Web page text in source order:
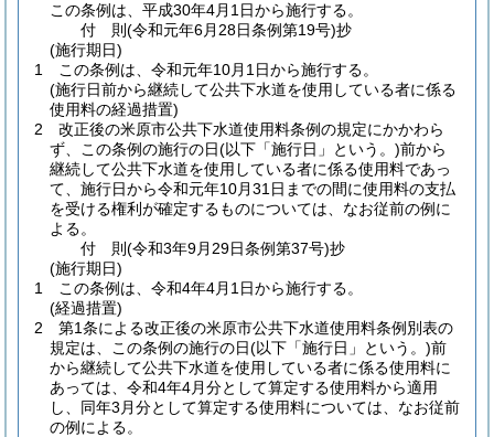
この条例は、平成30年4月1日から施行する。
付 則(令和元年6月28日条例第19号)抄
(施行期日)
1
この条例は、令和元年10月1日から施行する。
(施行日前から継続して公共下水道を使用している者に係る
使用料の経過措置)
2
改正後の米原市公共下水道使用料条例の規定にかかわら
ず、この条例の施行の日(以下「施行日」という。)前から
継続して公共下水道を使用している者に係る使用料であっ
て、施行日から令和元年10月31日までの間に使用料の支払
を受ける権利が確定するものについては、なお従前の例に
よる。
付 則(令和3年9月29日条例第37号)抄
(施行期日)
1
この条例は、令和4年4月1日から施行する。
(経過措置)
2
第1条による改正後の米原市公共下水道使用料条例別表の
規定は、この条例の施行の日(以下「施行日」という。)前
から継続して公共下水道を使用している者に係る使用料に
あっては、令和4年4月分として算定する使用料から適用
し、同年3月分として算定する使用料については、なお従前
の例による。